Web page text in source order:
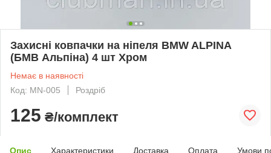
Захисні ковпачки на ніпеля BMW ALPINA
(БМВ Альпіна) 4 шт Хром
Немає в наявності
Код: MN-005
Роздріб
125 ₴/комплект
Опис Характеристики Доставка Оплата Умови